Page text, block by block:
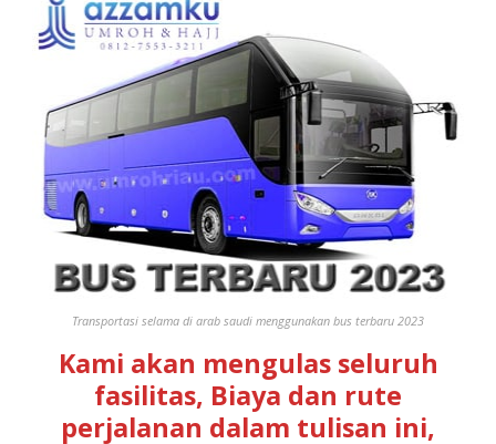
Transportasi selama di arab saudi menggunakan bus terbaru 2023
Kami akan mengulas seluruh
fasilitas, Biaya dan rute
perjalanan dalam tulisan ini,